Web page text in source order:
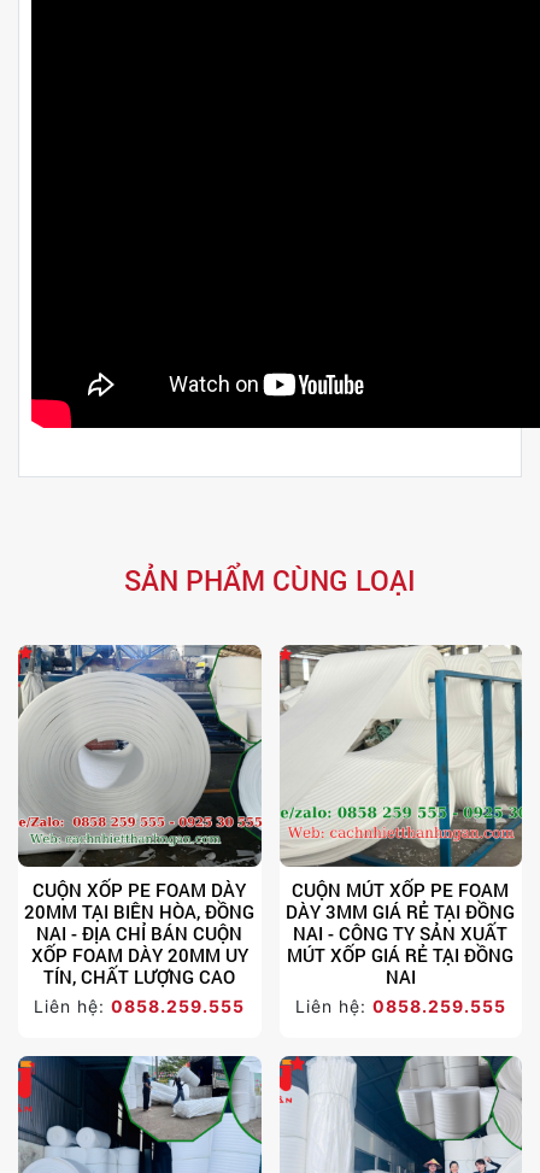
SẢN PHẨM CÙNG LOẠI
CUỘN XỐP PE FOAM DÀY
20MM TẠI BIÊN HÒA, ĐỒNG
NAI - ĐỊA CHỈ BÁN CUỘN
XỐP FOAM DÀY 20MM UY
TÍN, CHẤT LƯỢNG CAO
Liên hệ:0858.259.555
CUỘN MÚT XỐP PE FOAM
DÀY 3MM GIÁ RẺ TẠI ĐỒNG
NAI - CÔNG TY SẢN XUẤT
MÚT XỐP GIÁ RẺ TẠI ĐỒNG
NAI
Liên hệ: 0858.259.555